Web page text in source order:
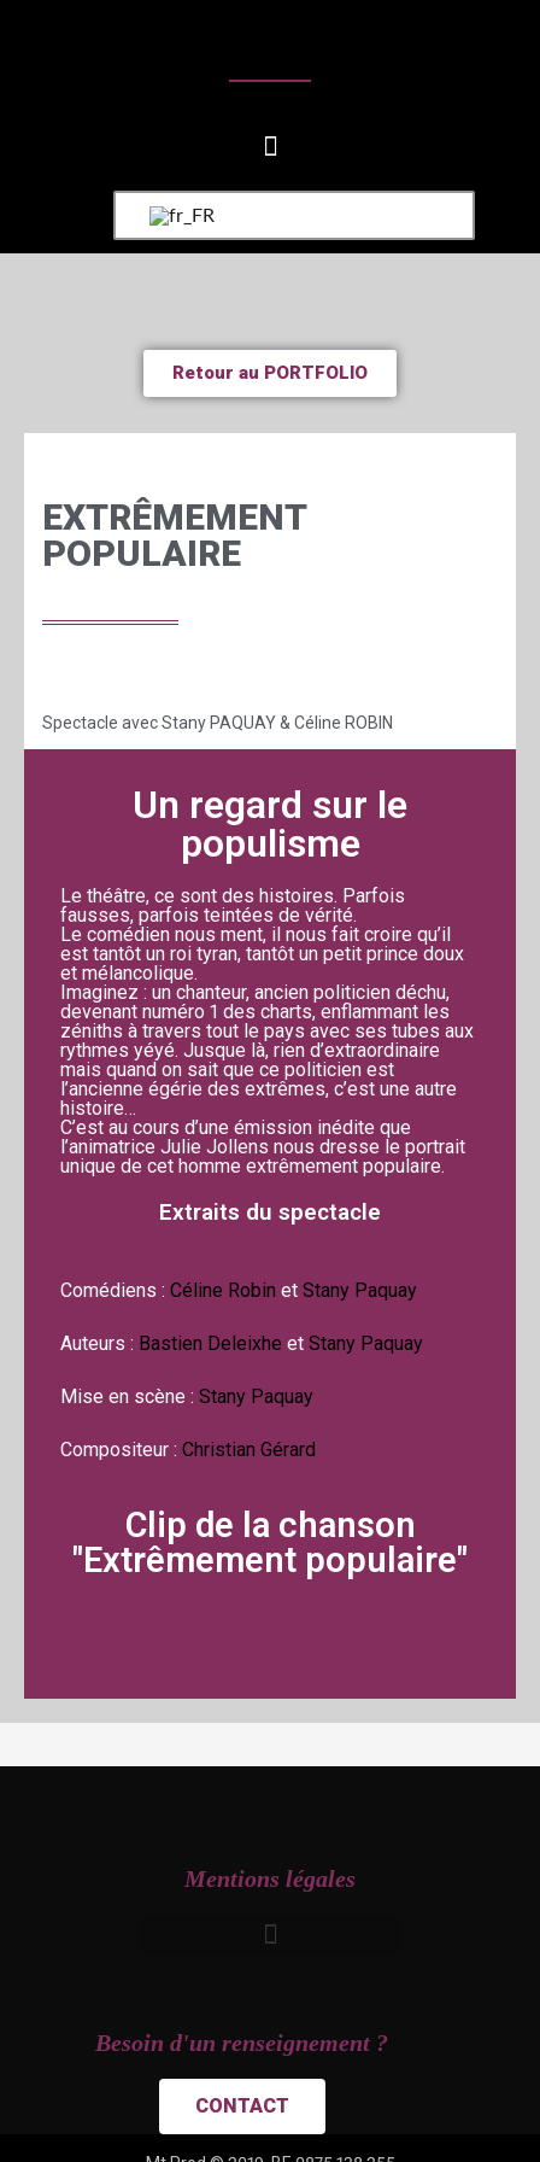
Retour au PORTFOLIO
EXTRÊMEMENT
POPULAIRE
Spectacle avec Stany PAQUAY & Céline ROBIN
Un regard sur le
populisme
Le théâtre, ce sont des histoires. Parfois
fausses, parfois teintées de vérité.
Le comédien nous ment, il nous fait croire qu’il
est tantôt un roi tyran, tantôt un petit prince doux
et mélancolique.
Imaginez : un chanteur, ancien politicien déchu,
devenant numéro 1 des charts, enflammant les
zéniths à travers tout le pays avec ses tubes aux
rythmes yéyé. Jusque là, rien d’extraordinaire
mais quand on sait que ce politicien est
l’ancienne égérie des extrêmes, c’est une autre
histoire…
C’est au cours d’une émission inédite que
l’animatrice Julie Jollens nous dresse le portrait
unique de cet homme extrêmement populaire.
Extraits du spectacle
Comédiens : Céline Robin et Stany Paquay
Auteurs : Bastien Deleixhe et Stany Paquay
Mise en scène : Stany Paquay
Compositeur : Christian Gérard
Clip de la chanson
"Extrêmement populaire"
Mentions légales
Besoin d'un renseignement ?
CONTACT